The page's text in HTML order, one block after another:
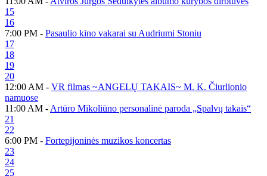
15
16
7:00 PM - Pasaulio kino vakarai su Audriumi Stoniu
17
18
19
20
12:00 AM - VR filmas ~ANGELŲ TAKAIS~ M. K. Čiurlionio
namuose
11:00 AM - Artūro Mikoliūno personalinė paroda „Spalvų takais“
21
22
6:00 PM - Fortepijoninės muzikos koncertas
23
24
25